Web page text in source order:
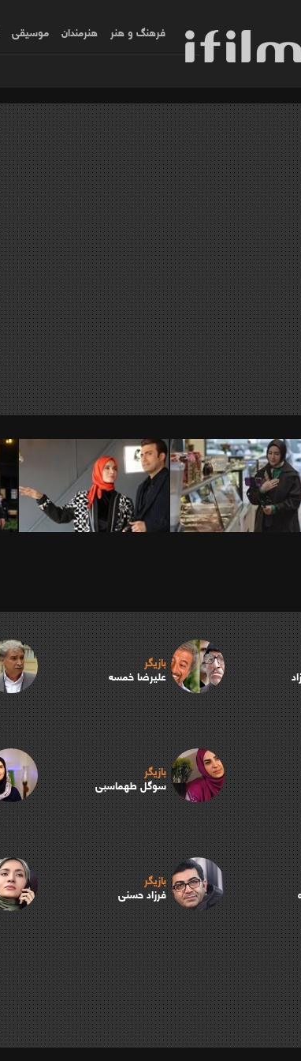
فرهنگ و هنر هنرمندان موسیقی
بازیگر
علیرضا خمسه
بازیگر
سوگل طهماسبی
بازیگر
فرزاد حسنی